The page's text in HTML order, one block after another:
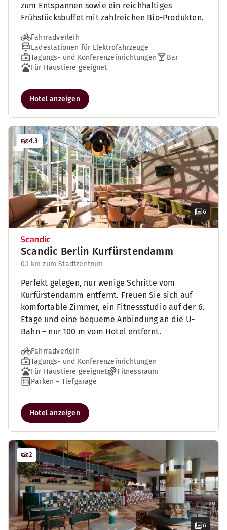
zum Entspannen sowie ein reichhaltiges
Frühstücksbuffet mit zahlreichen Bio-Produkten.
Fahrradverleih
Ladestationen für Elektrofahrzeuge
Tagungs- und Konferenzeinrichtungen
Bar
Für Haustiere geeignet
Hotel anzeigen
6
4.3
Scandic Berlin Kurfürstendamm
0.1 km zum Stadtzentrum
Perfekt gelegen, nur wenige Schritte vom
Kurfürstendamm entfernt. Freuen Sie sich auf
komfortable Zimmer, ein Fitnessstudio auf der 6.
Etage und eine bequeme Anbindung an die U-
Bahn – nur 100 m vom Hotel entfernt.
Fahrradverleih
Tagungs- und Konferenzeinrichtungen
Für Haustiere geeignet
Fitnessraum
Parken – Tiefgarage
Hotel anzeigen
6
2